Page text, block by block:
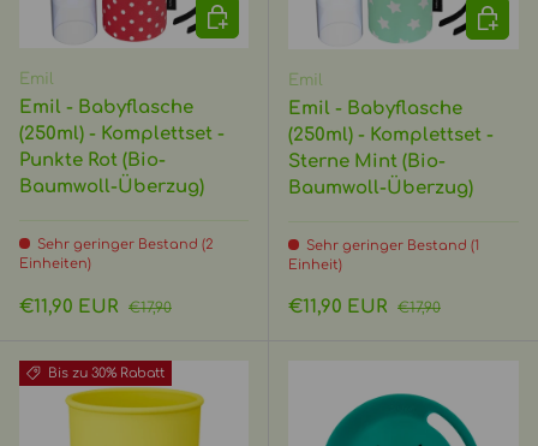
Emil
Emil - Babyflasche
(250ml) - Komplettset -
Punkte Rot (Bio-
Baumwoll-Überzug)
Sehr geringer Bestand (2
Einheiten)
Verkaufspreis
€11,90 EUR Normaler Preis
€17,90
IN DEN WARENKORB
Emil
Emil - Babyflasche
(250ml) - Komplettset -
Sterne Mint (Bio-
Baumwoll-Überzug)
Sehr geringer Bestand (1
Einheit)
Verkaufspreis
€11,90 EUR Normaler Preis
€17,90
IN DEN
Bis zu 30% Rabatt